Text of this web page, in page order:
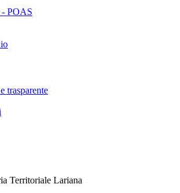
- POAS
trasparente
Territoriale Lariana